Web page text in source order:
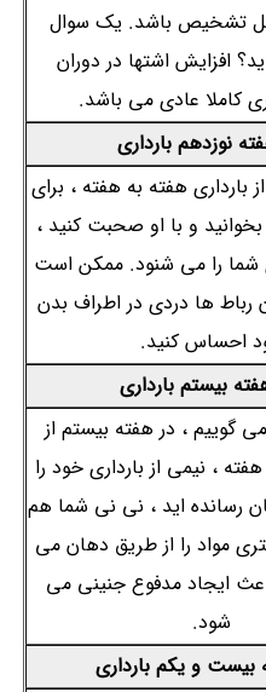
تشخیص باشد. یک سوال
افزایش اشتها در دوران
کاملا عادی می باشد.
بارداری هفته به هفته ، برای
و با او صحبت کنید ،
شما را می شنود. ممکن است
ها دردی در اطراف بدن
احساس کنید.
گوییم ، در هفته بیستم از
، نیمی از بارداری خود را
رسانده اید ، نی نی شما هم
مواد را از طریق دهان می
ایجاد مدفوع جنینی می
شود.